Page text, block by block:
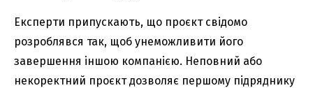
Експерти припускають, що проєкт свідомо
розроблявся так, щоб унеможливити його
завершення іншою компанією. Неповний або
некоректний проєкт дозволяє першому підряднику